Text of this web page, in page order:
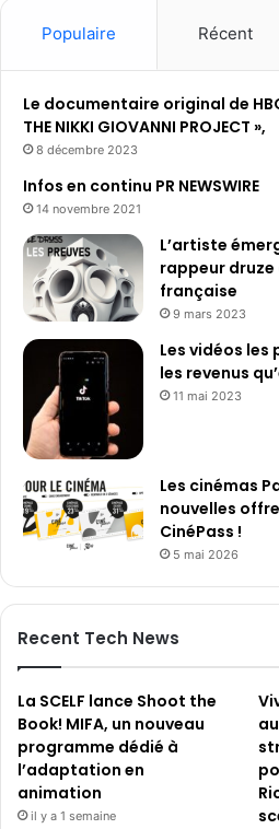
Populaire Récent
Le documentaire original de
THE NIKKI GIOVANNI PROJECT »,
8 décembre 2023
Infos en continu PR NEWSWIRE
14 novembre 2021
L’artiste
rappeur druze
française
9 mars 2023
Les vidéos les
les revenus
11 mai 2023
Les cinémas
nouvelles
CinéPass !
5 mai 2026
Recent Tech News
La SCELF lance Shoot the
Book! MIFA, un nouveau
programme dédié à
l’adaptation en
animation
il y a 1 semaine